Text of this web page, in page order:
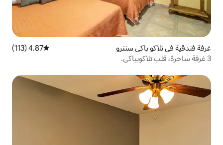
سنترو متوسط التقييم 4.87 من 5، 113 مراجعات
4.87 (113)